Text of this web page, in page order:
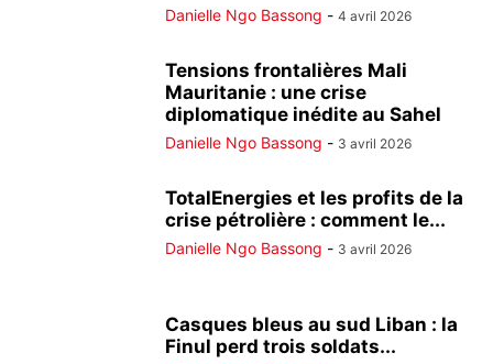
Danielle Ngo Bassong - 4 avril 2026
Tensions frontalières Mali
Mauritanie : une crise
diplomatique inédite au Sahel
Danielle Ngo Bassong - 3 avril 2026
TotalEnergies et les profits de la
crise pétrolière : comment le...
Danielle Ngo Bassong - 3 avril 2026
Casques bleus au sud Liban : la
Finul perd trois soldats...